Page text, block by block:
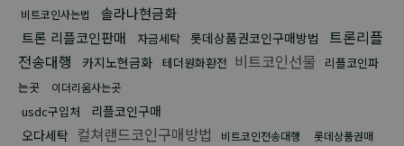
비트코인사는법
솔라나현금화
트론 리플코인판매
자금세탁 롯데상품권코인구매방법
트론리플
전송대행
카지노현금화 테더원화환전 비트코인선물 리플코인파
는곳
이더리움사는곳
usdc구입처
리플코인구매
오다세탁 컬쳐랜드코인구매방법 비트코인전송대행
롯데상품권매